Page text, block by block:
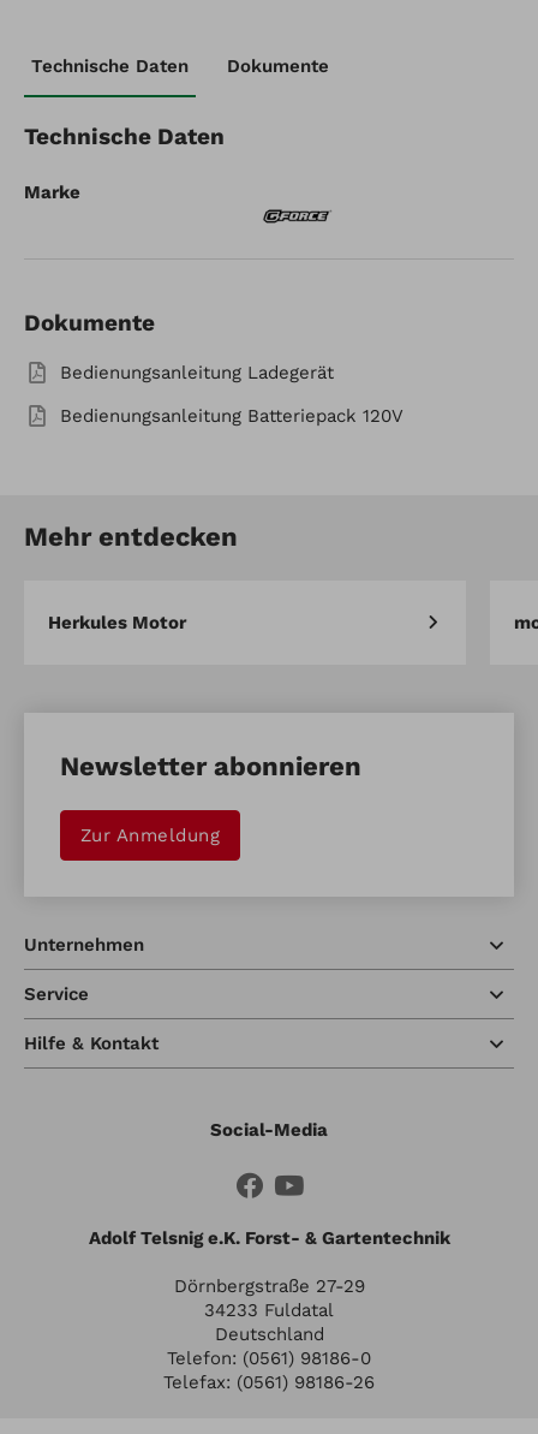
Samsung Power Unit XR 120
Technische Daten Dokumente
Technische Daten
Marke
Dokumente
Bedienungsanleitung Ladegerät
Bedienungsanleitung Batteriepack 120V
Mehr entdecken
Herkules Motor
Newsletter abonnieren
Zur Anmeldung
Unternehmen
Service
Hilfe & Kontakt
Social-Media
Adolf Telsnig e.K. Forst- & Gartentechnik
Dörnbergstraße 27-29
34233 Fuldatal
Deutschland
Telefon: (0561) 98186-0
Telefax: (0561) 98186-26